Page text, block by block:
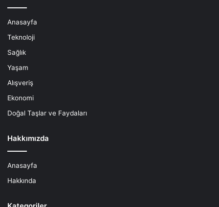
Anasayfa
Teknoloji
Sağlık
Yaşam
Alışveriş
Ekonomi
Doğal Taşlar ve Faydaları
Hakkımızda
Anasayfa
Hakkında